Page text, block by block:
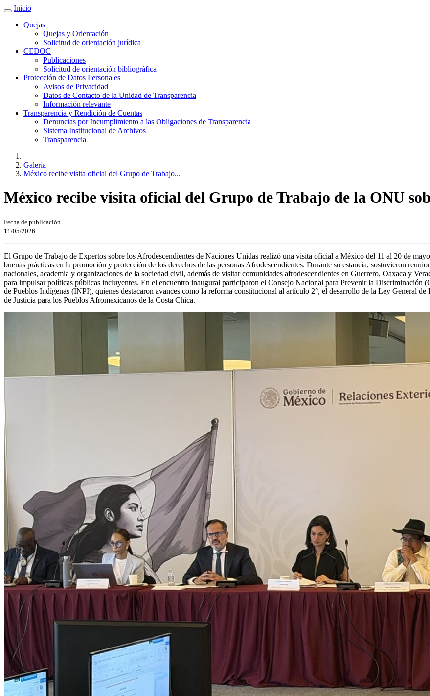
Inicio
Quejas
Quejas y Orientación
Solicitud de orientación jurídica
CEDOC
Publicaciones
Solicitud de orientación bibliográfica
Protección de Datos Personales
Avisos de Privacidad
Datos de Contacto de la Unidad de Transparencia
Información relevante
Transparencia y Rendición de Cuentas
Denuncias por Incumplimiento a las Obligaciones de Transparencia
Sistema Institucional de Archivos
Transparencia
Galeria
México recibe visita oficial del Grupo de Trabajo...
México recibe visita oficial del Grupo de Trabajo de la ONU
Fecha de publicación
11/05/2026
El Grupo de Trabajo de Expertos sobre los Afrodescendientes de Naciones Unidas realizó una visita oficial a México del 11 al 20 de
buenas prácticas en la promoción y protección de los derechos de las personas Afrodescendientes. Durante su estancia, sostuvieron
nacionales, academia y organizaciones de la sociedad civil, además de visitar comunidades afrodescendientes en Guerrero, Oaxaca y
para impulsar políticas públicas incluyentes. En el encuentro inaugural participaron el Consejo Nacional para Prevenir la Discriminación
de Pueblos Indígenas (INPI), quienes destacaron avances como la reforma constitucional al artículo 2°, el desarrollo de la Ley General
de Justicia para los Pueblos Afromexicanos de la Costa Chica.